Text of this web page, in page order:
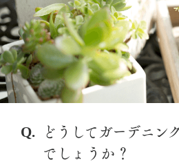
どうしてガーデニン
でしょうか？